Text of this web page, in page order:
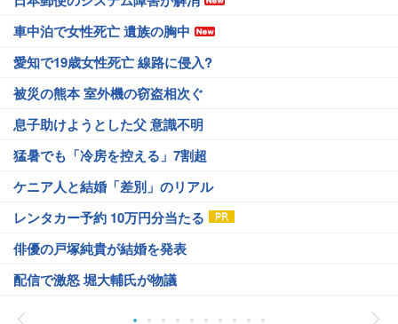
車中泊で女性死亡 遺族の胸中
愛知で19歳女性死亡 線路に侵入?
被災の熊本 室外機の窃盗相次ぐ
息子助けようとした父 意識不明
猛暑でも「冷房を控える」7割超
ケニア人と結婚「差別」のリアル
レンタカー予約 10万円分当たる
俳優の戸塚純貴が結婚を発表
配信で激怒 堀大輔氏が物議